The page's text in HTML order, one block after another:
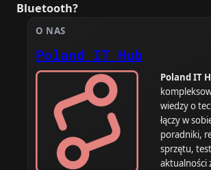
Bluetooth?
O NAS
Poland IT Hub
Poland IT
wiedzy o
łączy w
poradniki,
sprzętu,
aktualności